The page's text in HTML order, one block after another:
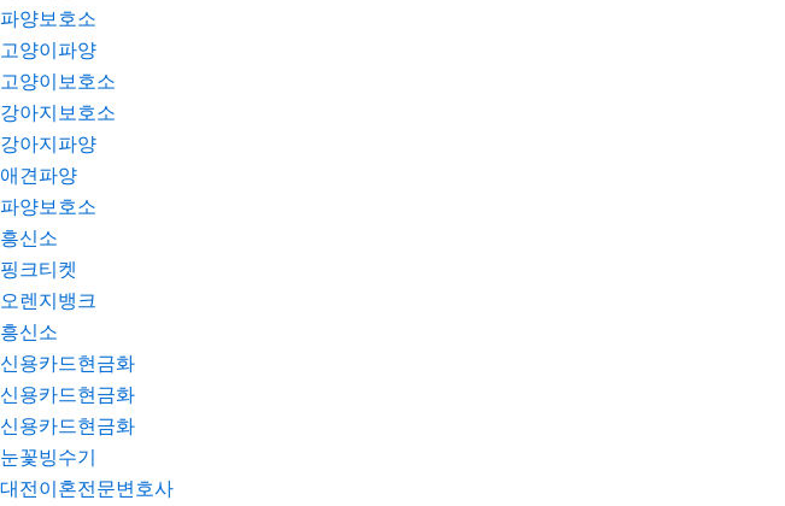
파양보호소
고양이파양
고양이보호소
강아지보호소
강아지파양
애견파양
파양보호소
흥신소
핑크티켓
오렌지뱅크
흥신소
신용카드현금화
신용카드현금화
신용카드현금화
눈꽃빙수기
대전이혼전문변호사